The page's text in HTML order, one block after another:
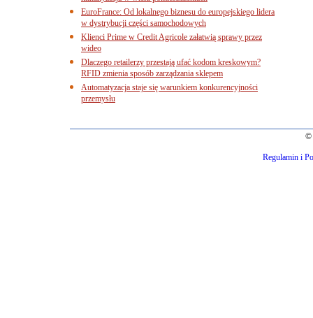
EuroFrance: Od lokalnego biznesu do europejskiego lidera
w dystrybucji części samochodowych
Klienci Prime w Credit Agricole załatwią sprawy przez
wideo
Dlaczego retailerzy przestają ufać kodom kreskowym?
RFID zmienia sposób zarządzania sklepem
Automatyzacja staje się warunkiem konkurencyjności
przemysłu
©
Regulamin i